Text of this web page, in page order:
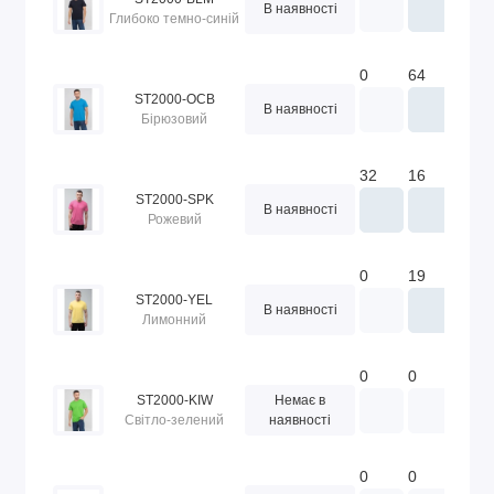
Глибоко темно-синій
В наявності
ST2000-OCB
Бірюзовий
В наявності
0 64
ST2000-SPK
Рожевий
В наявності
32 16
ST2000-YEL
Лимонний
В наявності
0 19
ST2000-KIW
Світло-зелений
Немає в
наявності
0 0
0 0